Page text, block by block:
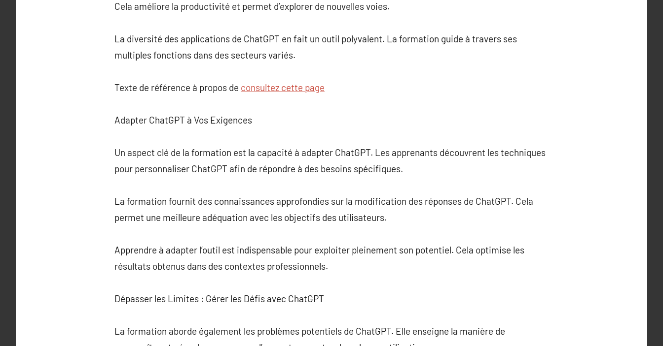
Cela améliore la productivité et permet d’explorer de nouvelles voies.
La diversité des applications de ChatGPT en fait un outil polyvalent. La formation guide à travers ses
multiples fonctions dans des secteurs variés.
Texte de référence à propos de consultez cette page
Adapter ChatGPT à Vos Exigences
Un aspect clé de la formation est la capacité à adapter ChatGPT. Les apprenants découvrent les techniques
pour personnaliser ChatGPT afin de répondre à des besoins spécifiques.
La formation fournit des connaissances approfondies sur la modification des réponses de ChatGPT. Cela
permet une meilleure adéquation avec les objectifs des utilisateurs.
Apprendre à adapter l’outil est indispensable pour exploiter pleinement son potentiel. Cela optimise les
résultats obtenus dans des contextes professionnels.
Dépasser les Limites : Gérer les Défis avec ChatGPT
La formation aborde également les problèmes potentiels de ChatGPT. Elle enseigne la manière de